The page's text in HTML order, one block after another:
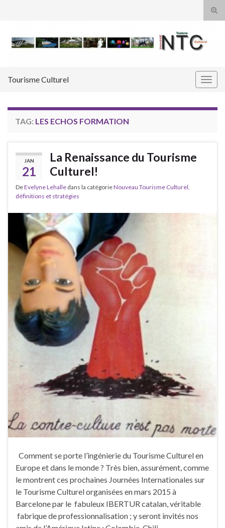
Tourisme Culturel
TAG: LES ECHOS FORMATION
JAN
21
La Renaissance du Tourisme
Culturel!
DeEvelyne Lehalle dans la catégorieNouveau Tourisme Culturel,
définitions et stratégies
Comment se porte l’ingénierie du Tourisme Culturel en
Europe et dans le monde ? Très bien, assurément, comme
le montrent ces prochaines Journées Internationales sur
le Tourisme Culturel organisées en mars 2015 à
Barcelone par le fabuleux IBERTUR catalan, véritable
fabrique de professionnalisation ; y seront invités nos